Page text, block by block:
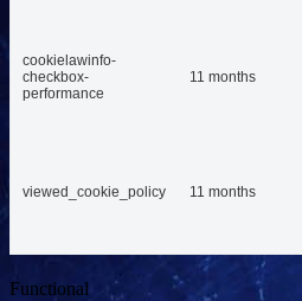
cookielawinfo-
checkbox-
performance
11 months
viewed_cookie_policy 11 months
Functional